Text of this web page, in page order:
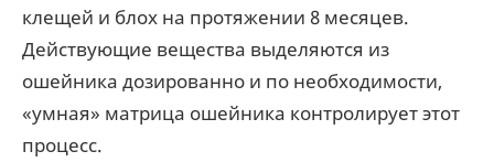
клещей и блох на протяжении 8 месяцев.
Действующие вещества выделяются из
ошейника дозированно и по необходимости,
«умная» матрица ошейника контролирует этот
процесс.